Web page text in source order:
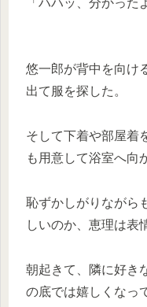
悠一郎が背中を向け
出て服を探した。
そして下着や部屋着
も用意して浴室へ向
恥ずかしがりながら
しいのか、恵理は表
朝起きて、隣に好き
の底では嬉しくなっ